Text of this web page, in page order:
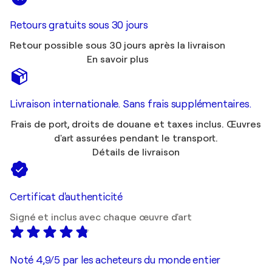
Retours gratuits sous 30 jours
Retour possible sous 30 jours après la livraison
En savoir plus
Livraison internationale. Sans frais supplémentaires.
Frais de port, droits de douane et taxes inclus. Œuvres
d'art assurées pendant le transport.
Détails de livraison
Certificat d'authenticité
Signé et inclus avec chaque œuvre d'art
Noté 4,9/5 par les acheteurs du monde entier